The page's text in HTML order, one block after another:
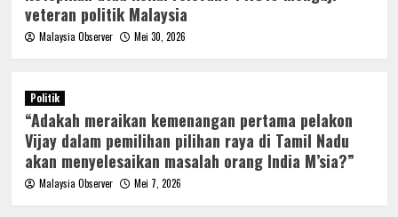
veteran politik Malaysia
Malaysia Observer Mei 30, 2026
Politik
“Adakah meraikan kemenangan pertama pelakon
Vijay dalam pemilihan pilihan raya di Tamil Nadu
akan menyelesaikan masalah orang India M’sia?”
Malaysia Observer Mei 7, 2026